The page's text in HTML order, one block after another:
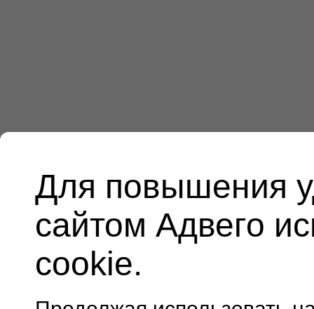
Для повышения
сайтом Адвего
cookie.